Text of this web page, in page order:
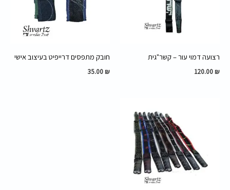
רצועה דמוי עור – קשר"גית
120.00 ₪
חובק מתפסים דרייפיט בעיצוב אישי
35.00 ₪